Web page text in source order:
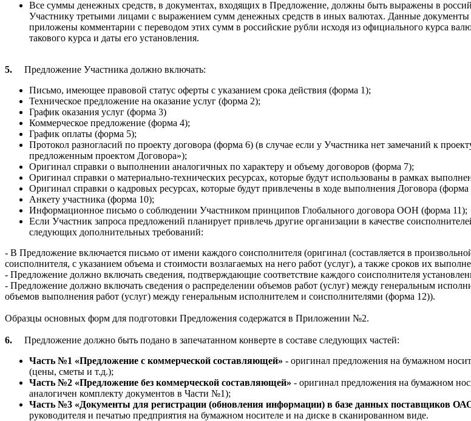
Все суммы денежных средств, в документах, входящих в Предложение, должны быть выражены в
Участнику третьими лицами с выражением сумм денежных средств в иных валютах. Данные
приложены комментарии с переводом этих сумм в российские рубли исходя из официального курса
такового курса и даты его установления.
5.
Предложение Участника должно включать:
Письмо, имеющее правовой статус оферты с указанием срока действия (форма 1);
Техническое предложение на оказание услуг (форма 2);
График оказания услуг (форма 3)
Коммерческое предложение (форма 4);
График оплаты (форма 5);
Протокол разногласий по проекту договора (форма 6) (в случае если у Участника нет замечаний к
предложенным проектом Договора»);
Оригинал справки о выполнении аналогичных по характеру и объему договоров (форма 7);
Оригинал справки о материально-технических ресурсах, которые будут использованы в рамках
Оригинал справки о кадровых ресурсах, которые будут привлечены в ходе выполнения Договора (форма
Анкету участника (форма 10);
Информационное письмо о соблюдении Участником принципов Глобального договора ООН (форма 11);
Если Участник запроса предложений планирует привлечь другие организации в качестве
следующих дополнительных требований:
- В Предложение включается письмо от имени каждого соисполнителя (оригинал (составляется в
соисполнителя, с указанием объема и стоимости возлагаемых на него работ (услуг), а также сроков их
- Предложение должно включать сведения, подтверждающие соответствие каждого соисполнителя
- Предложение должно включать сведения о распределении объемов работ (услуг) между генеральным
объемов выполнения работ (услуг) между генеральным исполнителем и соисполнителями (форма 12)).
Образцы основных форм для подготовки Предложения содержатся в Приложении №2.
6.
Предложение должно быть подано в запечатанном конверте в составе следующих частей:
Часть №1 «Предложение с коммерческой составляющей» - оригинал предложения на бумажном
(цены, сметы и т.д.);
Часть №2 «Предложение без коммерческой составляющей» - оригинал предложения на бумажном
аналогичен комплекту документов в Части №1);
Часть №3 «Документы для регистрации (обновления информации) в базе данных поставщиков
руководителя и печатью предприятия на бумажном носителе и на диске в сканированном виде.